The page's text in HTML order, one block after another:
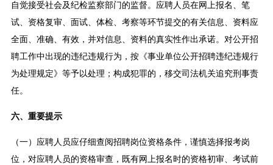
自觉接受社会及纪检监察部门的监督。应聘人员在网上报名、笔
试、资格复审、面试、体检、考察等环节提交的有关信息、资料应
全面、准确、有效，并对信息、资料的真实性作出承诺。对公开招
聘工作中出现的违纪违规行为，按《事业单位公开招聘违纪违规行
为处理规定》等予以处理；构成犯罪的，移交司法机关追究刑事责
任。
六、重要提示
（一）应聘人员应仔细查阅招聘岗位资格条件，谨慎选择报考岗
位，对应聘人员的资格审查，既有网上报名时的资格初审、考试前